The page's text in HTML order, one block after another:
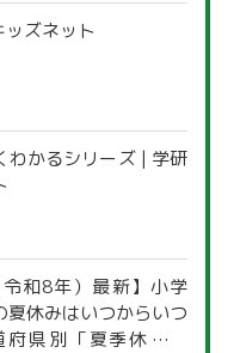
ズネット
わかるシリーズ | 学研
令和8年）最新】小学
夏休みはいつからいつ
県別「夏季休暇一